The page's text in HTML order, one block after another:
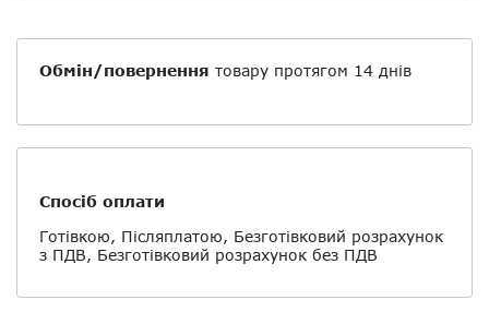
Обмін/повернення товару протягом 14 днів
Спосіб оплати
Готівкою, Післяплатою, Безготівковий розрахунок
з ПДВ, Безготівковий розрахунок без ПДВ